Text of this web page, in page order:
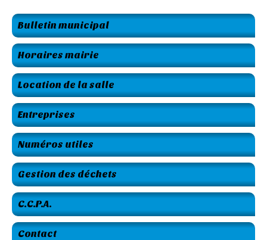
Bulletin municipal
Horaires mairie
Location de la salle
Entreprises
Numéros utiles
Gestion des déchets
C.C.P.A.
Contact